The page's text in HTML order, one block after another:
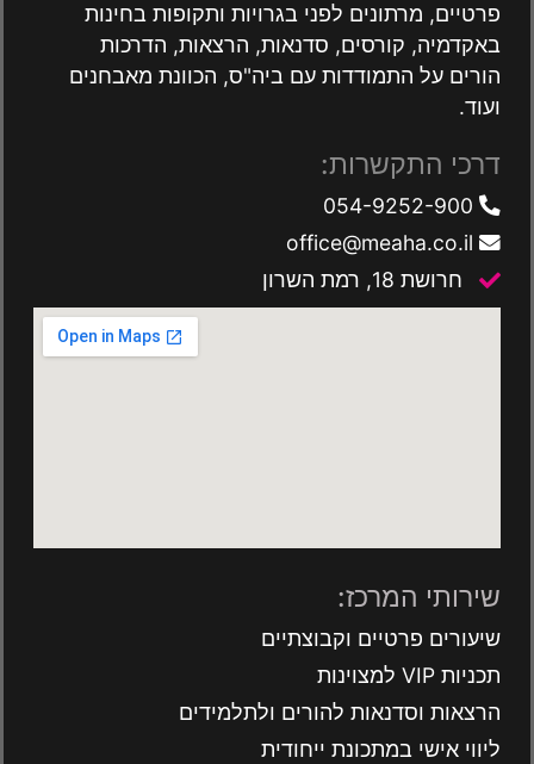
פרטיים, מרתונים לפני בגרויות ותקופות בחינות
באקדמיה, קורסים, סדנאות, הרצאות, הדרכות
הורים על התמודדות עם ביה"ס, הכוונת מאבחנים
ועוד.
דרכי התקשרות:
חרושת 18, רמת השרון
שירותי המרכז:
שיעורים פרטיים וקבוצתיים
תכניות VIP למצוינות
הרצאות וסדנאות להורים ולתלמידים
ליווי אישי במתכונת ייחודית